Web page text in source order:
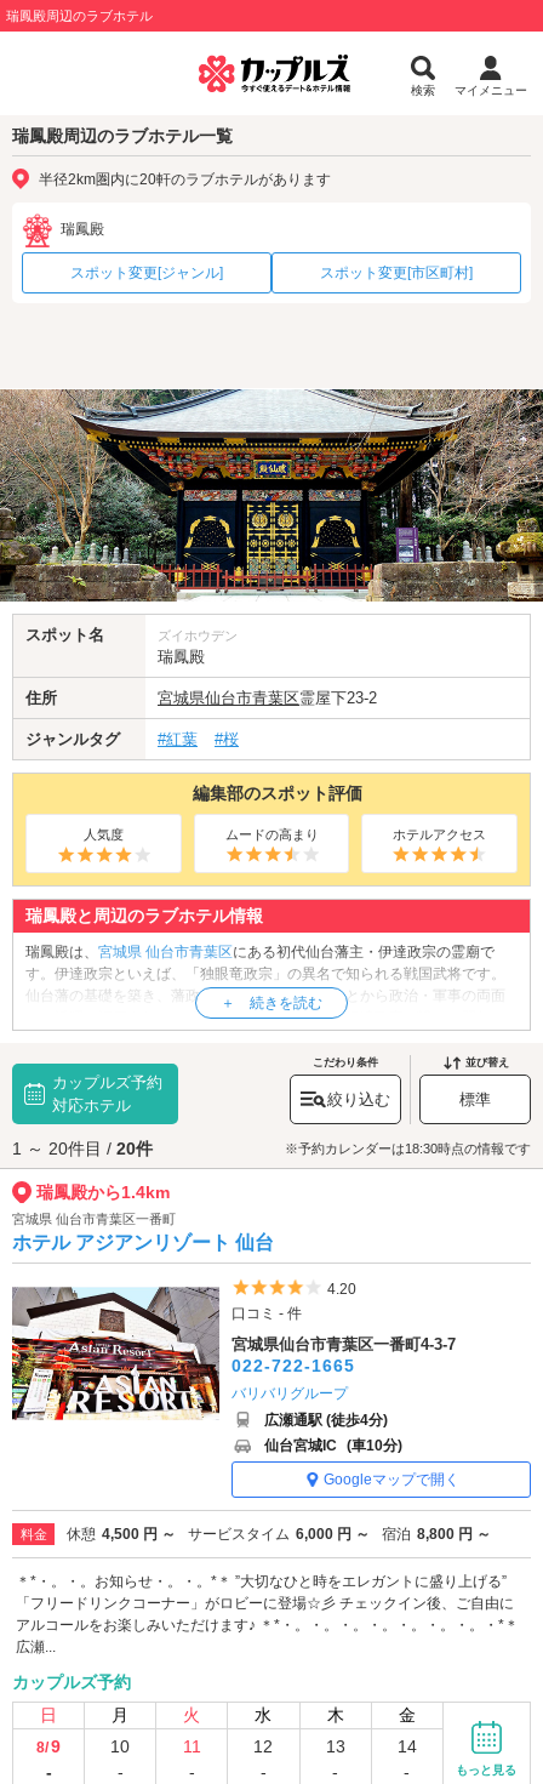
瑞鳳殿周辺のラブホテル
検索 マイメニュー
瑞鳳殿周辺のラブホテル一覧
半径2km圏内に20軒のラブホテルがあります
瑞鳳殿
スポット変更[ジャンル] スポット変更[市区町村]
スポット名 ズイホウデン
瑞鳳殿
住所 宮城県仙台市青葉区霊屋下23-2
ジャンルタグ #紅葉 #桜
編集部のスポット評価
人気度 ムードの高まり ホテルアクセス
瑞鳳殿と周辺のラブホテル情報
瑞鳳殿は、 宮城県 仙台市青葉区にある初代仙台藩主・伊達政宗の霊廟で
す。伊達政宗といえば、「独眼竜政宗」の異名で知られる戦国武将です。
仙台藩の基礎を築き、藩政を盤石なものとしたことから政治・軍事の両面
での活躍を評価されている人物です。瑞鳳殿は、伊達政宗が没した翌年、
れました。桃山様式の煌びやかな建築物で、1度は国宝に指定されました
が、1945年の戦災で焼失。その後、1979年に再建されています。豪華絢爛
な瑞鳳殿をぜひその目でご覧ください。なお、仙台駅からのアクセスは観
光スポットを結ぶ循環バス「るーぷるバス」が便利です。
瑞鳳殿へは、 仙台駅・国分町エリアのラブホテルからもアクセスが便利で
す。
カップルズ予約
対応ホテル
こだわり条件
絞り込む
並び替え
標準
1 ～ 20件目 / 20件 ※予約カレンダーは18:30時点の情報です
瑞鳳殿から1.4km
宮城県 仙台市青葉区一番町
ホテル アジアンリゾート 仙台
5つ星のうち4
4.20
口コミ - 件
宮城県仙台市青葉区一番町4-3-7
022-722-1665
バリバリグループ
広瀬通駅 (徒歩4分)
仙台宮城IC (車10分)
Googleマップで開く
料金 休憩 4,500 円 ～ サービスタイム 6,000 円 ～ 宿泊 8,800 円 ～
＊*・。・。お知らせ・。・。*＊ ”大切なひと時をエレガントに盛り上げる”
「フリードリンクコーナー」がロビーに登場☆彡 チェックイン後、ご自由に
アルコールをお楽しみいただけます♪ ＊*・。・。・。・。・。・。・。・*＊
広瀬...
カップルズ予約
日
月 火 水 木 金
8/9
-
10
-
11
-
12
-
13
-
14
-
もっと見る